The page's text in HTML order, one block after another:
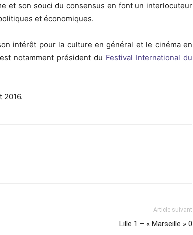
et son souci du consensus en font un interlocuteur
et économiques.
intérêt pour la culture en général et le cinéma en
notamment président du Festival International du
2016.
Article suivant
Lille 1 – « Marseille » 0